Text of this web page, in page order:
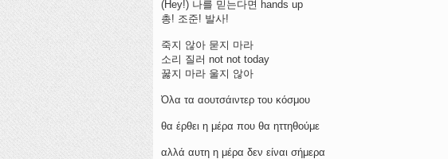
(Hey!) 나를 믿는다면 hands up
총! 조준! 발사!
죽지 않아 묻지 마라
소리 질러 not not today
꿇지 마라 울지 않아
Όλα τα αουτσάιντερ του κόσμου
θα έρθει η μέρα που θα ηττηθούμε
αλλά αυτη η μέρα δεν είναι σήμερα